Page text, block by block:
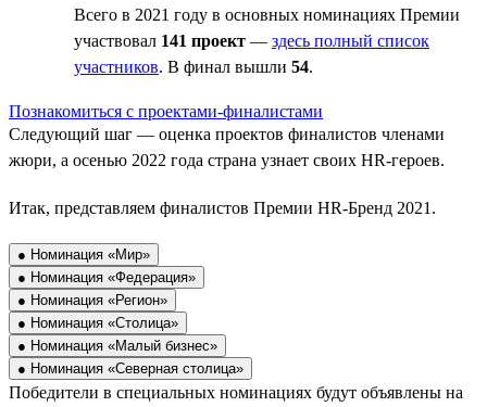
Всего в 2021 году в основных номинациях Премии
участвовал 141 проект — здесь полный список
участников. В финал вышли 54.
Познакомиться с проектами-финалистами
Следующий шаг — оценка проектов финалистов членами
жюри, а осенью 2022 года страна узнает своих HR-героев.
Итак, представляем финалистов Премии HR-Бренд 2021.
● Номинация «Мир»
● Номинация «Федерация»
● Номинация «Регион»
● Номинация «Столица»
● Номинация «Малый бизнес»
● Номинация «Северная столица»
Победители в специальных номинациях будут объявлены на